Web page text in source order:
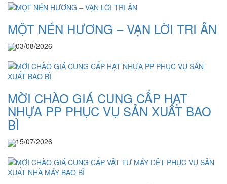
MỘT NÉN HƯƠNG – VẠN LỜI TRI ÂN
03/08/2026
MỜI CHÀO GIÁ CUNG CẤP HẠT
NHỰA PP PHỤC VỤ SẢN XUẤT BAO
BÌ
15/07/2026